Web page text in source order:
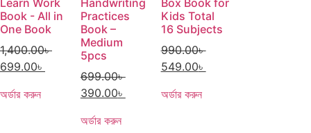
Book - All in
One Book
1,400.00৳
699.00৳
অর্ডার করুন
Practices
Book –
Medium
5pcs
699.00৳
390.00৳
অর্ডার করুন
Kids Total
16 Subjects
990.00৳
549.00৳
অর্ডার করুন